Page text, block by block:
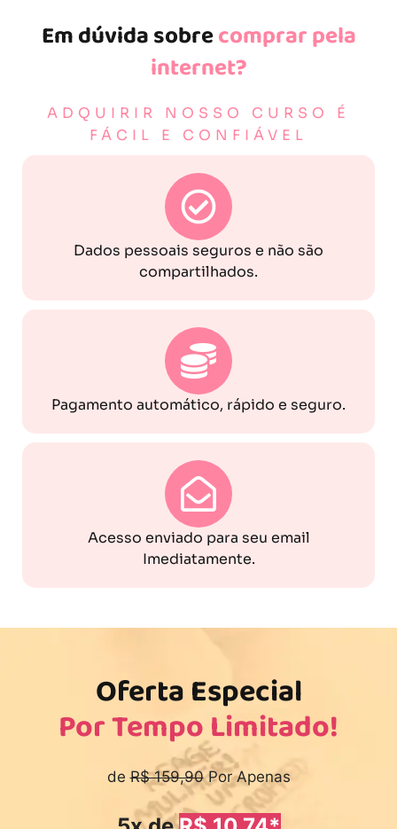
Em dúvida sobrecomprar pela
internet?
ADQUIRIR NOSSO CURSO É
FÁCIL E CONFIÁVEL
Dados pessoais seguros e não são
compartilhados.
Pagamento automático, rápido e seguro.
Acesso enviado para seu email
Imediatamente.
Oferta Especial
Por Tempo Limitado!
deR$ 159,90Por Apenas